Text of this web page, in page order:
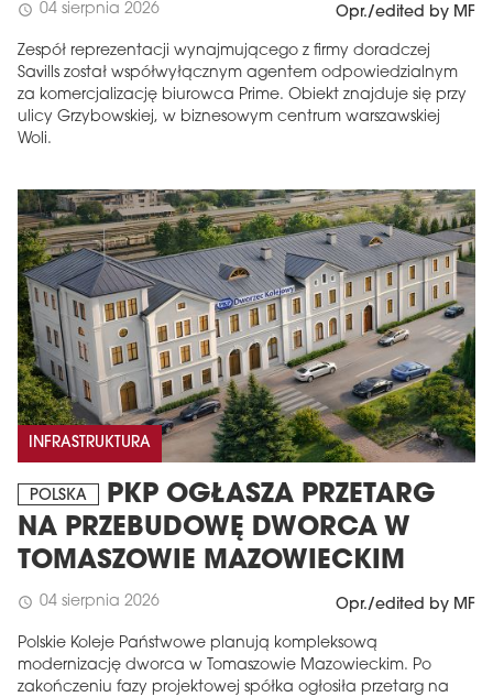
schedule 04 sierpnia 2026 Opr./edited by MF
Zespół reprezentacji wynajmującego z firmy doradczej
Savills został współwyłącznym agentem odpowiedzialnym
za komercjalizację biurowca Prime. Obiekt znajduje się przy
ulicy Grzybowskiej, w biznesowym centrum warszawskiej
Woli.
INFRASTRUKTURA
POLSKA
PKP OGŁASZA PRZETARG
NA PRZEBUDOWĘ DWORCA W
TOMASZOWIE MAZOWIECKIM
schedule 04 sierpnia 2026 Opr./edited by MF
Polskie Koleje Państwowe planują kompleksową
modernizację dworca w Tomaszowie Mazowieckim. Po
zakończeniu fazy projektowej spółka ogłosiła przetarg na